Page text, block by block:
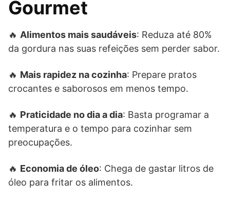
Gourmet
🔥 Alimentos mais saudáveis: Reduza até 80%
da gordura nas suas refeições sem perder sabor.
🔥 Mais rapidez na cozinha: Prepare pratos
crocantes e saborosos em menos tempo.
🔥 Praticidade no dia a dia: Basta programar a
temperatura e o tempo para cozinhar sem
preocupações.
🔥 Economia de óleo: Chega de gastar litros de
óleo para fritar os alimentos.